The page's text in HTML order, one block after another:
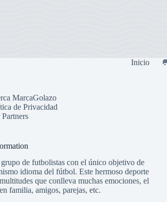
Inicio
MarcaGolazo
de Privacidad
de futbolistas con el único objetivo de
idioma del fútbol. Este hermoso deporte
que conlleva muchas emociones, el
familia, amigos, parejas, etc.